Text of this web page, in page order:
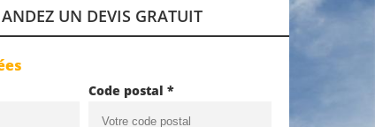
UN DEVIS GRATUIT
Code postal *